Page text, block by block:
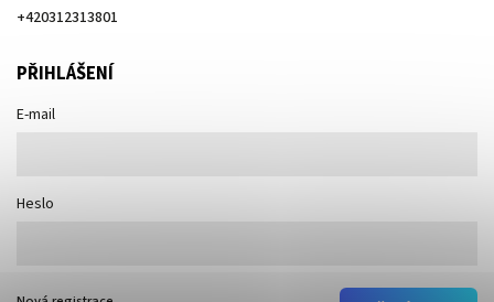
+420312313801
PŘIHLÁŠENÍ
E-mail
Heslo